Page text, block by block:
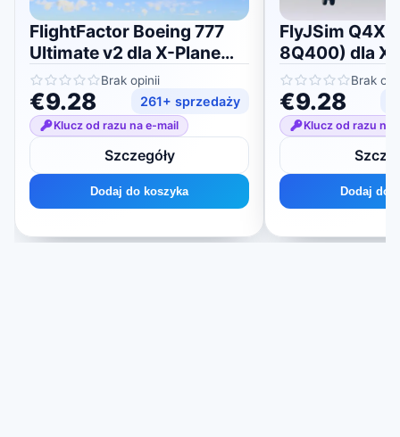
FlightFactor Boeing 777
Ultimate v2 dla X-Plane
11/12
Brak opinii
€9.28 261+ sprzedaży
Klucz od razu na e-mail
Szczegóły
Dodaj do koszyka
FlyJSim
8Q400) dla X-
Brak
€9.28
Klucz od razu na
Dodaj do